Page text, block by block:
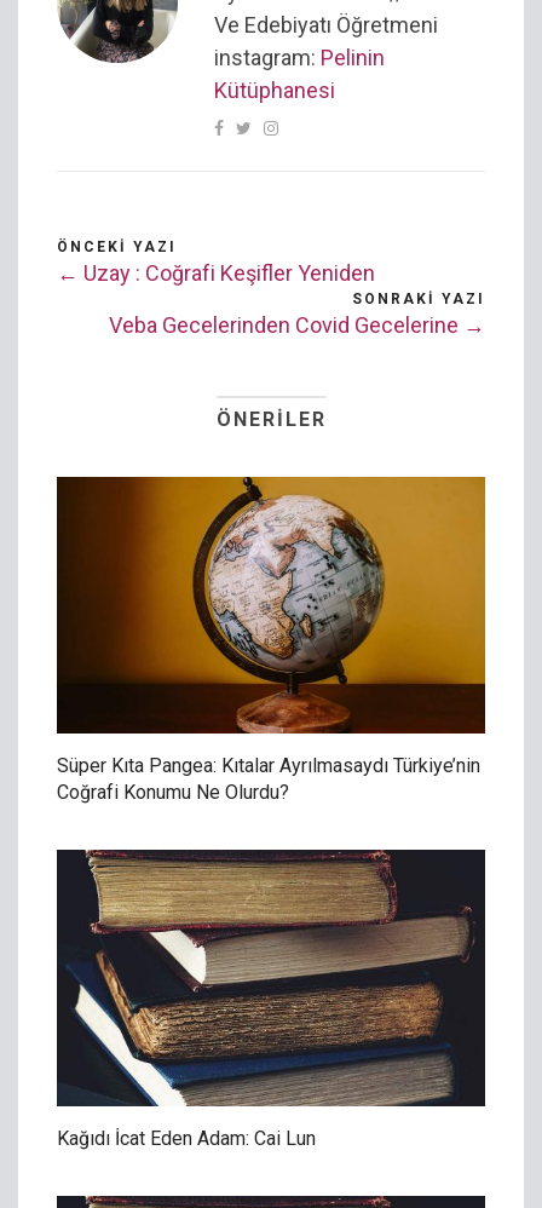
Ve Edebiyatı Öğretmeni
instagram: Pelinin
Kütüphanesi
ÖNCEKI YAZI
← Uzay : Coğrafi Keşifler Yeniden
SONRAKI YAZI
Veba Gecelerinden Covid Gecelerine →
ÖNERILER
Süper Kıta Pangea: Kıtalar Ayrılmasaydı Türkiye’nin
Coğrafi Konumu Ne Olurdu?
Kağıdı İcat Eden Adam: Cai Lun